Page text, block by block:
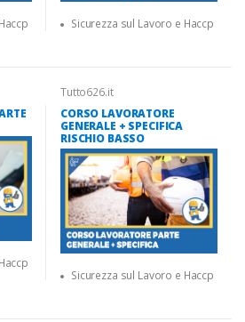
Sicurezza sul Lavoro e Haccp
Tutto626.it
CORSO LAVORATORE
GENERALE + SPECIFICA
RISCHIO BASSO
Sicurezza sul Lavoro e Haccp